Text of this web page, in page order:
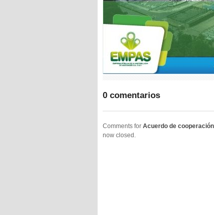
0 comentarios
Comments for Acuerdo de
now closed.